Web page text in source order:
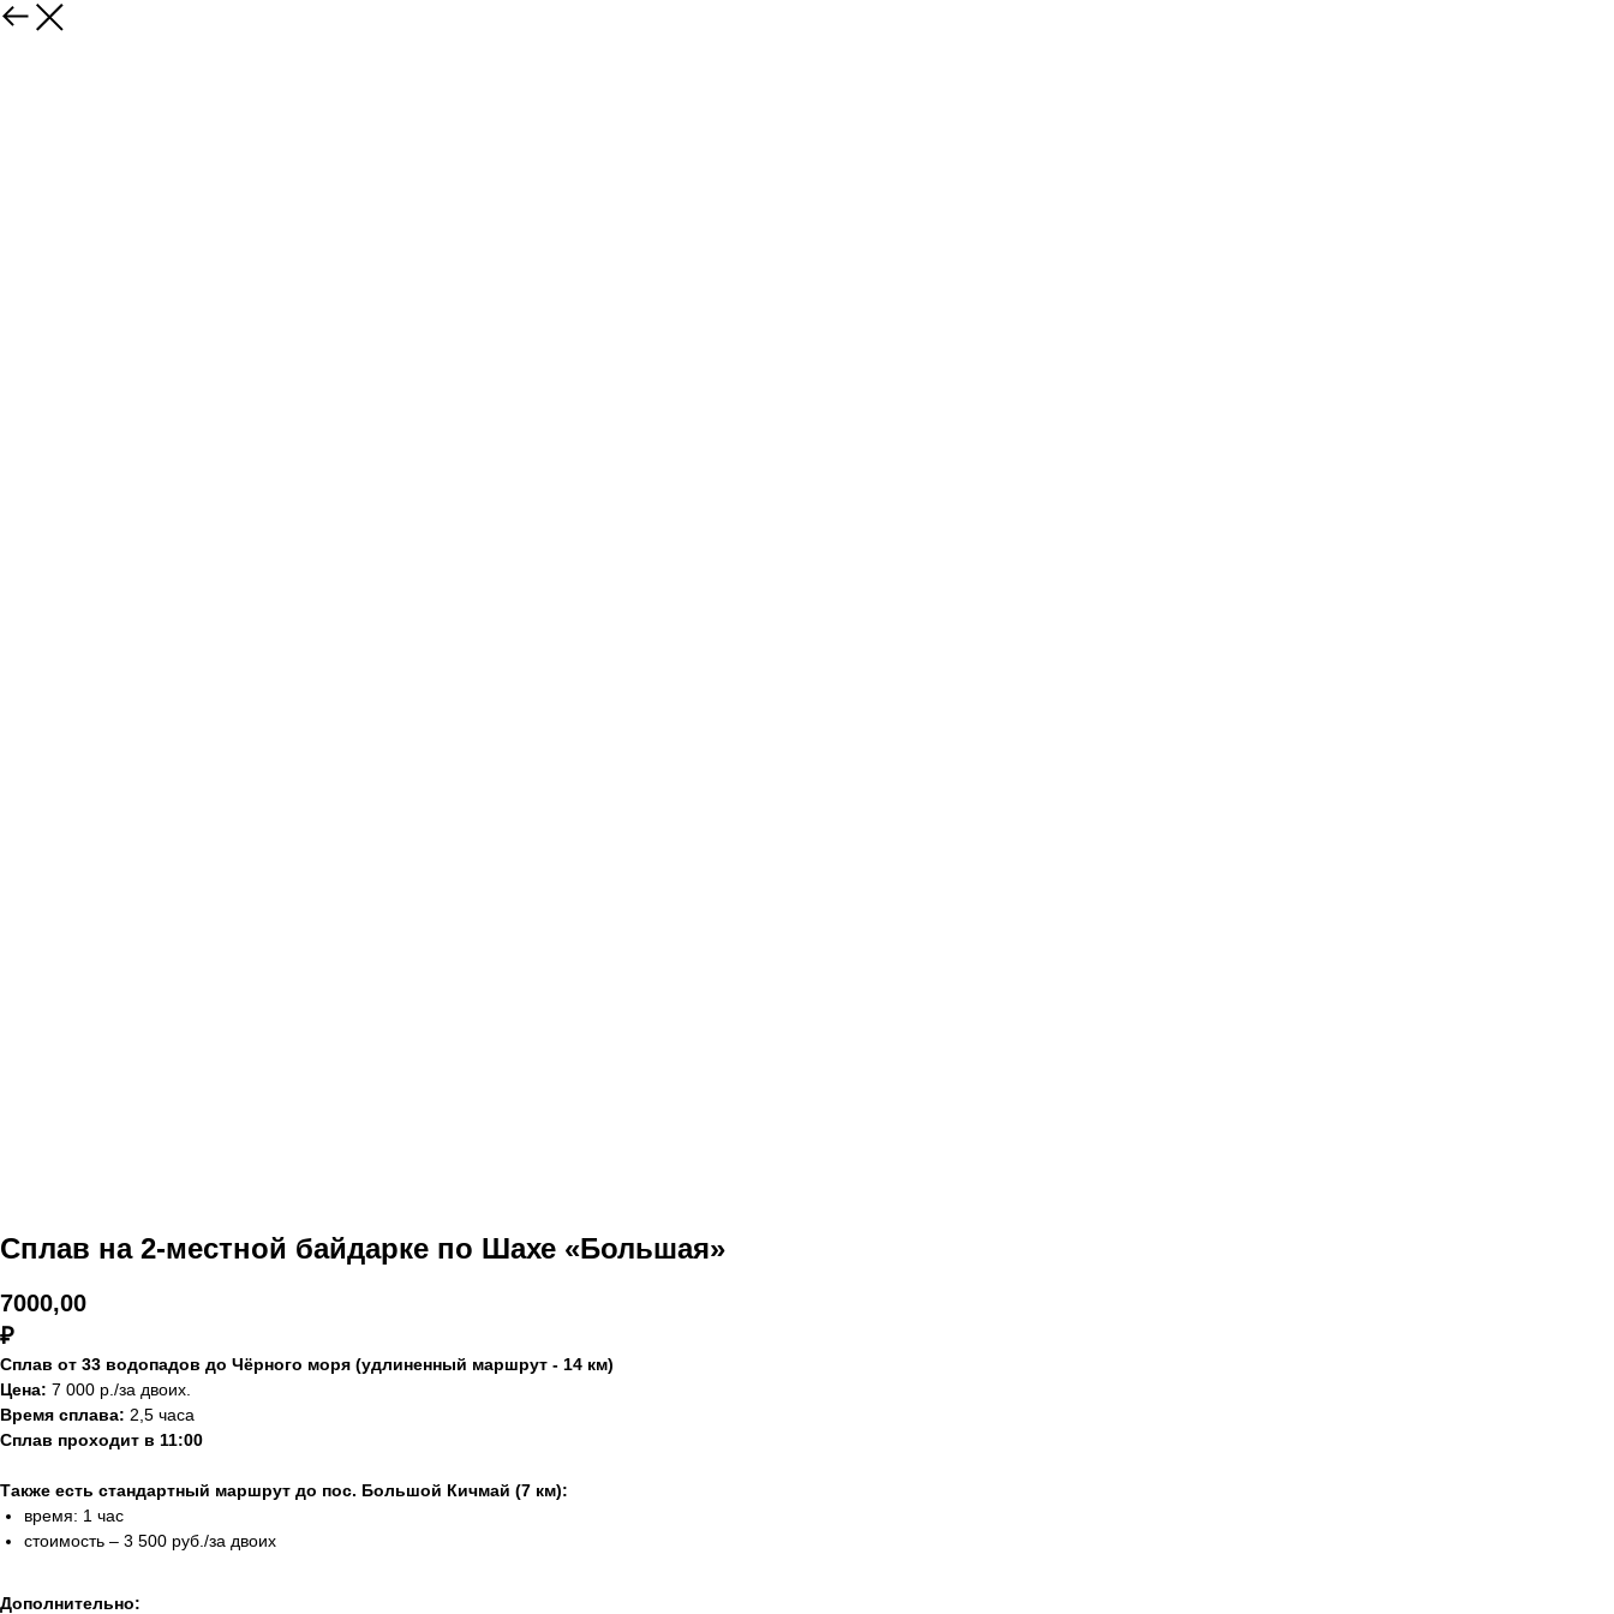
Сплав на 2-местной байдарке по Шахе «Большая»
7000,00
₽
Сплав от 33 водопадов до Чёрного моря (удлиненный маршрут - 14 км)
Цена: 7 000 р./за двоих.
Время сплава: 2,5 часа
Сплав проходит в 11:00
Также есть стандартный маршрут до пос. Большой Кичмай (7 км):
время: 1 час
стоимость – 3 500 руб./за двоих
Дополнительно: